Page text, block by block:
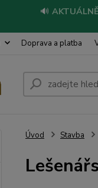
🔊 AKTUÁLNĚ
Doprava a platba
Úvod Stavba